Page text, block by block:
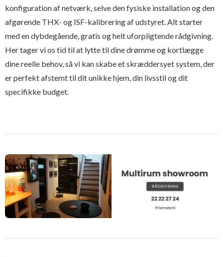
konfiguration af netværk, selve den fysiske installation og den
afgørende THX- og ISF-kalibrering af udstyret. Alt starter
med en dybdegående, gratis og helt uforpligtende rådgivning.
Her tager vi os tid til at lytte til dine drømme og kortlægge
dine reelle behov, så vi kan skabe et skræddersyet system, der
er perfekt afstemt til dit unikke hjem, din livsstil og dit
specifikke budget.